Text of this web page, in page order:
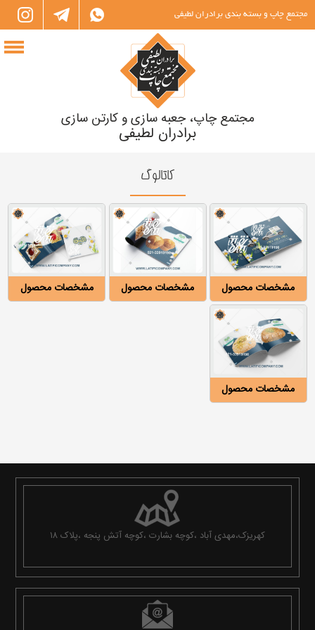
مجتمع چاپ و بسته بندی برادران لطیفی
مجتمع چاپ، جعبه سازی و کارتن سازی
برادران لطیفی
کاتالوگ
مشخصات محصول مشخصات محصول مشخصات محصول
مشخصات محصول
کهریزک،مهدی آباد ،کوچه بشارت ،کوچه آتش پنجه ،پلاک ۱۸